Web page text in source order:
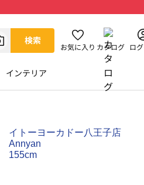
検索
お気に入り カタログ ロ
インテリア
イトーヨーカドー八王子店
Annyan
155cm